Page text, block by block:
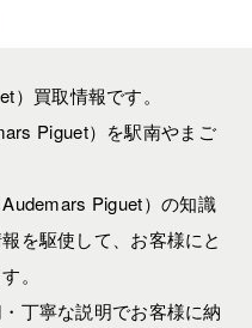
買取情報です。
Piguet）を駅南やまご
Piguet）の知識
を駆使して、お客様にと
。
丁寧な説明でお客様に納